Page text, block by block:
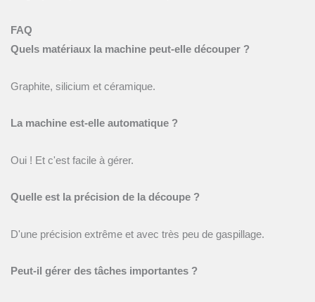
FAQ
Quels matériaux la machine peut-elle découper ?
Graphite, silicium et céramique.
La machine est-elle automatique ?
Oui ! Et c'est facile à gérer.
Quelle est la précision de la découpe ?
D'une précision extrême et avec très peu de gaspillage.
Peut-il gérer des tâches importantes ?